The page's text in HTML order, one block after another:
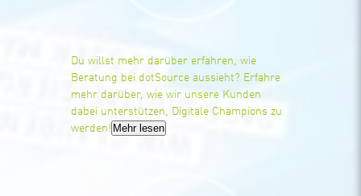
Du willst mehr darüber erfahren, wie
Beratung bei dotSource aussieht? Erfahre
mehr darüber, wie wir unsere Kunden
dabei unterstützen, Digitale Champions zu
werden! Mehr lesen